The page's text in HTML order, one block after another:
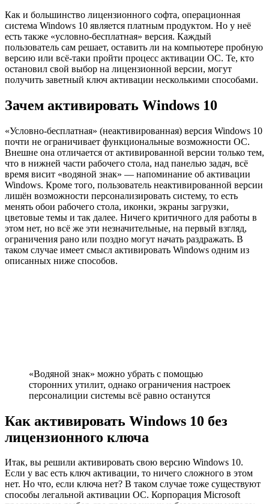
Как и большинство лицензионного софта, операционная
система Windows 10 является платным продуктом. Но у неё
есть также «условно-бесплатная» версия. Каждый
пользователь сам решает, оставить ли на компьютере пробную
версию или всё-таки пройти процесс активации ОС. Те, кто
остановил свой выбор на лицензионной версии, могут
получить заветный ключ активации несколькими способами.
Зачем активировать Windows 10
«Условно-бесплатная» (неактивированная) версия Windows 10
почти не ограничивает функциональные возможности ОС.
Внешне она отличается от активированной версии только тем,
что в нижней части рабочего стола, над панелью задач, всё
время висит «водяной знак» — напоминание об активации
Windows. Кроме того, пользователь неактивированной версии
лишён возможности персонализировать систему, то есть
менять обои рабочего стола, иконки, экраны загрузки,
цветовые темы и так далее. Ничего критичного для работы в
этом нет, но всё же эти незначительные, на первый взгляд,
ограничения рано или поздно могут начать раздражать. В
таком случае имеет смысл активировать Windows одним из
описанных ниже способов.
«Водяной знак» можно убрать с помощью
сторонних утилит, однако ограничения настроек
персоналиции системы всё равно останутся
Как активировать Windows 10 без
лицензионного ключа
Итак, вы решили активировать свою версию Windows 10.
Если у вас есть ключ активации, то ничего сложного в этом
нет. Но что, если ключа нет? В таком случае тоже существуют
способы легальной активации ОС. Корпорация Microsoft